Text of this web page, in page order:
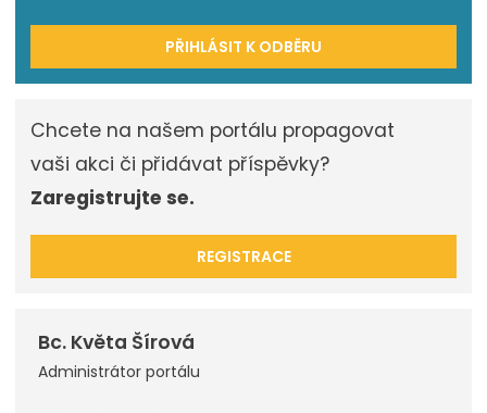
PŘIHLÁSIT K ODBĚRU
Chcete na našem portálu propagovat
vaši akci či přidávat příspěvky?
Zaregistrujte se.
REGISTRACE
Bc. Květa Šírová
Administrátor portálu